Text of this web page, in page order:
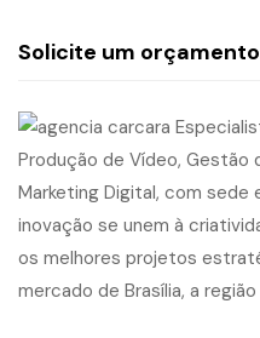
Solicite um orçamento